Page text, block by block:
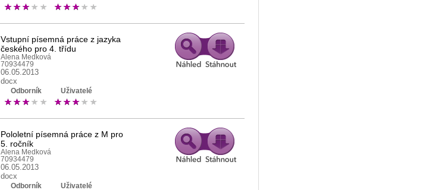
Vstupní písemná práce z jazyka
českého pro 4. třídu
Alena Medková
70934479
06.05.2013
docx
Odborník Uživatelé
Pololetní písemná práce z M pro
5. ročník
Alena Medková
70934479
06.05.2013
docx
Odborník Uživatelé